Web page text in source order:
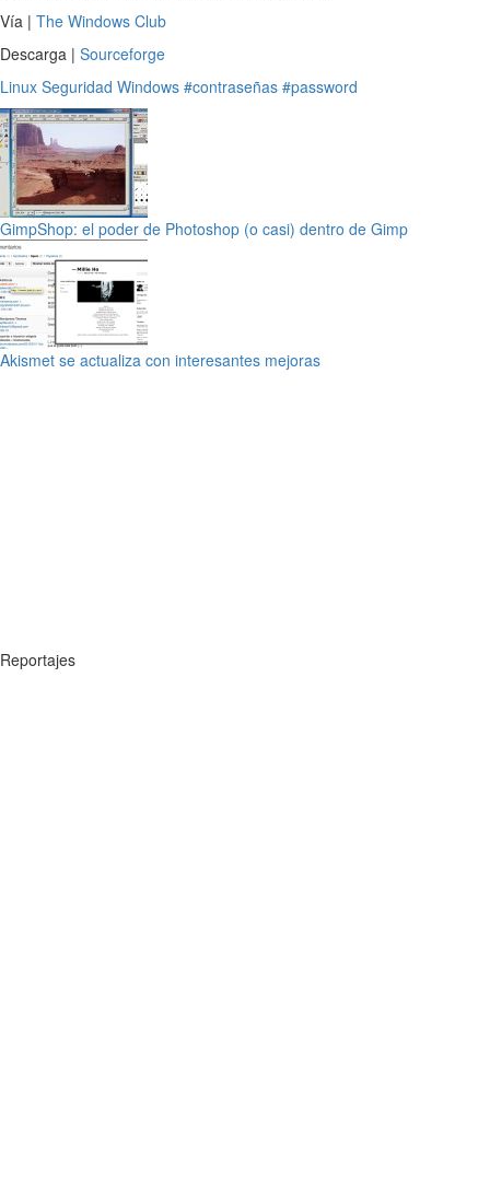
Vía | The Windows Club
Descarga | Sourceforge
Linux Seguridad Windows #contraseñas #password
GimpShop: el poder de Photoshop (o casi) dentro de Gimp
Akismet se actualiza con interesantes mejoras
Reportajes